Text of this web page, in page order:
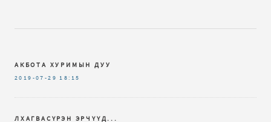
АКБОТА ХУРИМЫН ДУУ
2019-07-29 18:15
ЛХАГВАСҮРЭН ЭРЧҮҮД...